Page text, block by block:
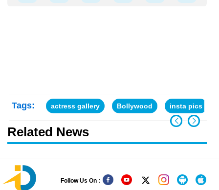
Tags: actress gallery Bollywood insta pics
Related News
Follow Us On :